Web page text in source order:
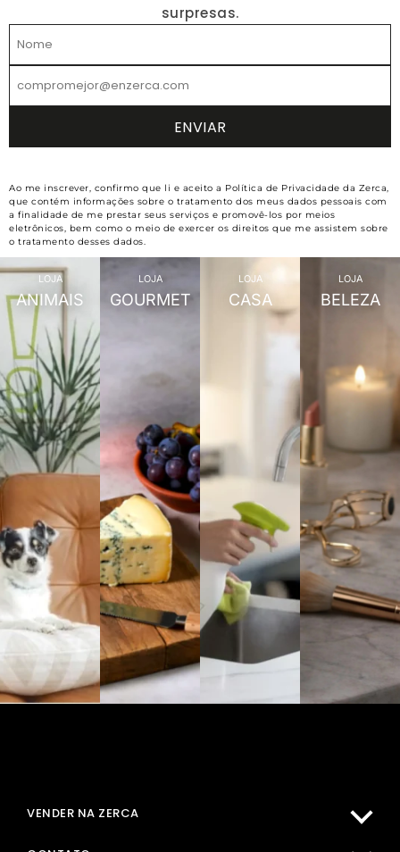
surpresas.
Ao me inscrever, confirmo que li e aceito a Política de Privacidade da Zerca,
que contém informações sobre o tratamento dos meus dados pessoais com
a finalidade de me prestar seus serviços e promovê-los por meios
eletrônicos, bem como o meio de exercer os direitos que me assistem sobre
o tratamento desses dados.
LOJA
ANIMAIS
LOJA
GOURMET
LOJA
CASA
LOJA
BELEZA
VENDER NA ZERCA